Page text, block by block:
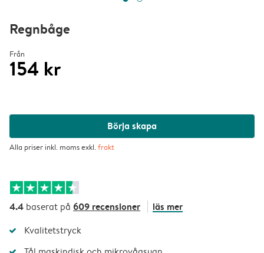
Regnbåge
Från
154 kr
Börja skapa
Alla priser inkl. moms exkl.frakt
4.4 baserat på 609 recensioner läs mer
Kvalitetstryck